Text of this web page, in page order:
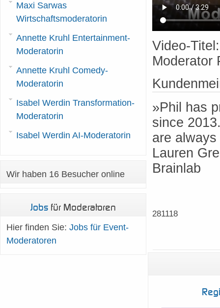
Video-
Moderator
»Phil has
since
are
Lauren
Brainlab
281118
Maxi Sarwas
Wirtschaftsmoderatorin
Annette Kruhl Entertainment-
Moderatorin
Annette Kruhl Comedy-
Moderatorin
Isabel Werdin Transformation-
Moderatorin
Isabel Werdin AI-Moderatorin
Wir haben 16 Besucher online
Jobs für Moderatoren
Hier finden Sie: Jobs für Event-
Moderatoren